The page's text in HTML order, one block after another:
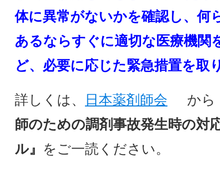
体に異常がないかを確認し、何
あるならすぐに適切な医療機関
ど、必要に応じた緊急措置を取
詳しくは、 日本薬剤師会 から
師のための調剤事故発生時の対
ル』 をご一読ください。